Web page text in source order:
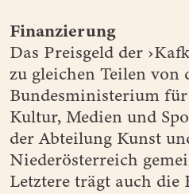
Finanzierung
Das Preisgeld der
zu gleichen Teilen von
Bundesministerium
Kultur, Medien und
der Abteilung Kunst
Niederösterreich
Letztere trägt auch die